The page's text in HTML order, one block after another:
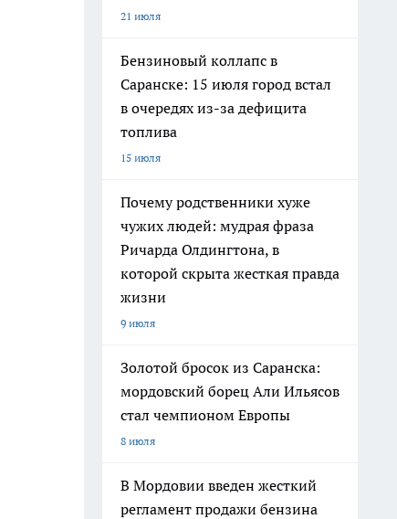
21 июля
Бензиновый коллапс в
Саранске: 15 июля город встал
в очередях из-за дефицита
топлива
15 июля
Почему родственники хуже
чужих людей: мудрая фраза
Ричарда Олдингтона, в
которой скрыта жесткая правда
жизни
9 июля
Золотой бросок из Саранска:
мордовский борец Али Ильясов
стал чемпионом Европы
8 июля
В Мордовии введен жесткий
регламент продажи бензина